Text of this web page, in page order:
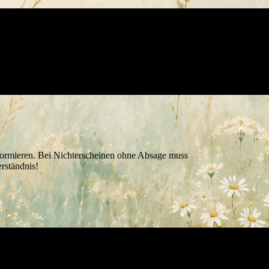
Bei Nichterscheinen ohne Absage muss